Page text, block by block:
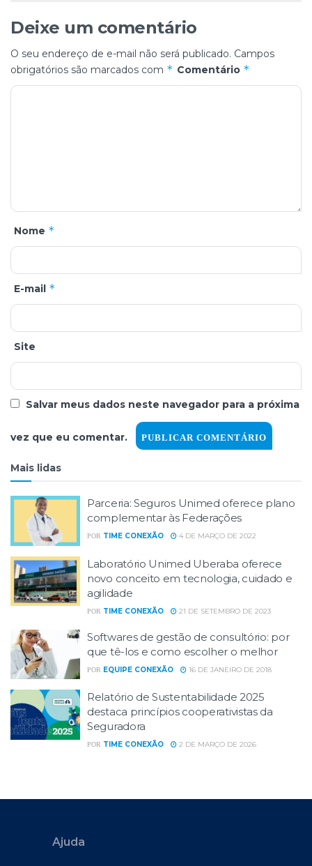
Deixe um comentário
O seu endereço de e-mail não será publicado. Campos
obrigatórios são marcados com * Comentário *
Nome *
E-mail *
Site
Salvar meus dados neste navegador para a próxima
vez que eu comentar.
Mais lidas
Parceria: Seguros Unimed oferece plano
complementar às Federações
POR TIME CONEXÃO 4 DE MARÇO DE 2022
Laboratório Unimed Uberaba oferece
novo conceito em tecnologia, cuidado e
agilidade
POR TIME CONEXÃO 21 DE SETEMBRO DE 2023
Softwares de gestão de consultório: por
que tê-los e como escolher o melhor
POR EQUIPE CONEXÃO 16 DE JANEIRO DE 2018
Relatório de Sustentabilidade 2025
destaca princípios cooperativistas da
Seguradora
POR TIME CONEXÃO 2 DE MARÇO DE 2026
Ajuda